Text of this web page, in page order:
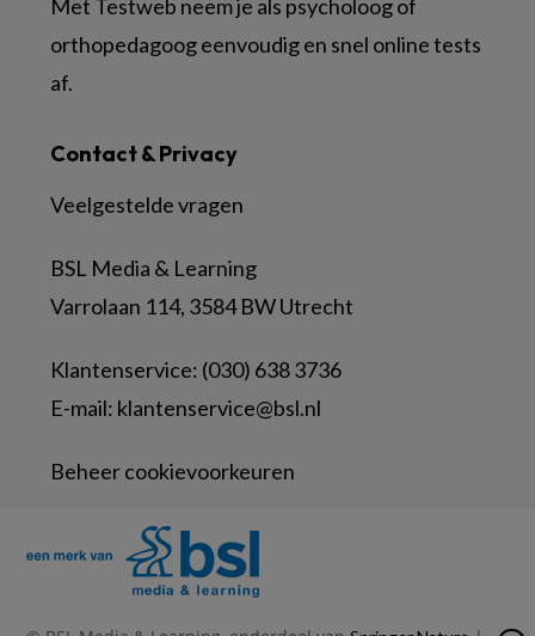
Contact & Privacy
Veelgestelde vragen
BSL Media & Learning
Varrolaan 114, 3584 BW Utrecht
Klantenservice: (030) 638 3736
E-mail: klantenservice@bsl.nl
Beheer cookievoorkeuren
Met Testweb neem je als psycholoog of
orthopedagoog eenvoudig en snel online tests
af.